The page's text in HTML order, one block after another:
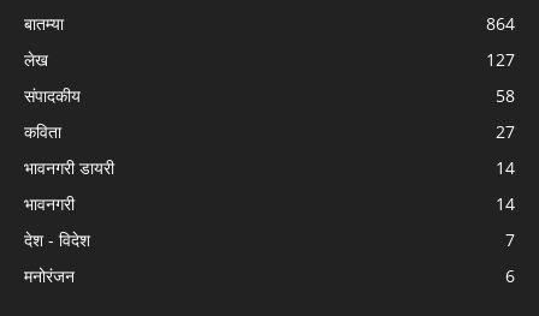
बातम्या
864
लेख
127
संपादकीय
58
कविता
27
भावनगरी डायरी
14
भावनगरी
14
देश - विदेश
7
मनोरंजन
6